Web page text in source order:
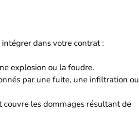
dans votre contrat :
explosion ou la foudre.
par une fuite, une infiltration ou
les dommages résultant de